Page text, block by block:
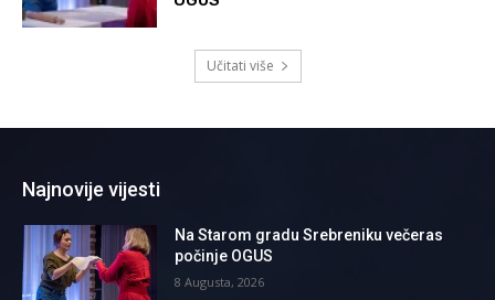
Učitati više
Najnovije vijesti
Na Starom gradu Srebreniku večeras
počinje OGUS
8 Augusta, 2026